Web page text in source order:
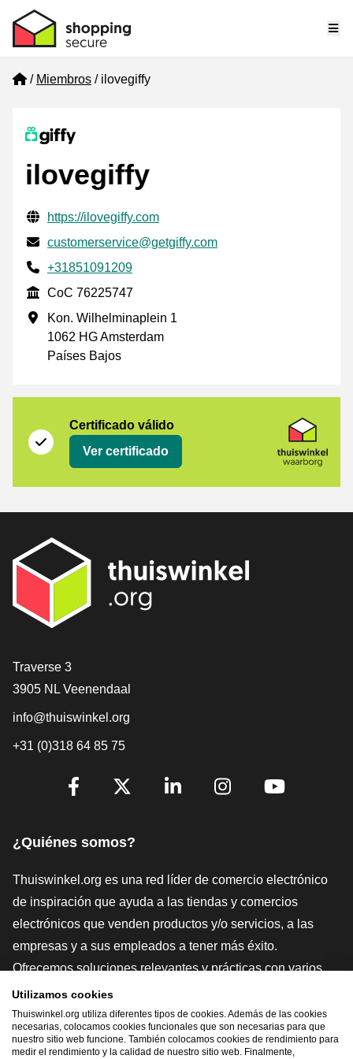
Home
Miembros ilovegiffy
ilovegiffy
Información de contacto verificada
Website URL
https://ilovegiffy.com
Envía un correo electrónico a
customerservice@getgiffy.com
Phone number
+31851091209
CoC
CoC 76225747
Dirección de la empresa
Kon. Wilhelminaplein 1
1062 HG Amsterdam
Países Bajos
Certificado válido
Ver certificado
[_General:Contact]
Traverse 3
3905 NL Veenendaal
info@thuiswinkel.org
+31 (0)318 64 85 75
[_General:SocialMediaTitle]
¿Quiénes somos?
Thuiswinkel.org es una red líder de comercio electrónico
de inspiración que ayuda a las tiendas y comercios
electrónicos que venden productos y/o servicios, a las
empresas y a sus empleados a tener más éxito.
Ofrecemos soluciones relevantes y prácticas con varios
sellos de confianza, Thuiswinkel Reviews, herramientas y
asesoramiento jurídico, defensa, estudios de mercado, y
tenemos nuestra propia plataforma educativa, la
Thuiswinkel e-Academy.
Utilizamos cookies
Thuiswinkel.org utiliza diferentes tipos de cookies. Además de las cookies
necesarias, colocamos cookies funcionales que son necesarias para que
nuestro sitio web funcione. También colocamos cookies de rendimiento para
medir el rendimiento y la calidad de nuestro sitio web. Finalmente,